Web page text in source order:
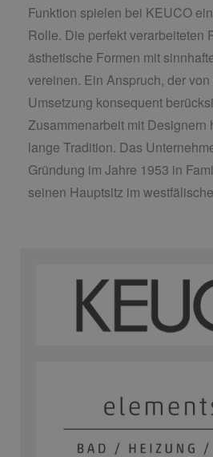
Funktion spielen bei KEUCO
Rolle. Die perfekt verarbeiteten
ästhetische Formen mit
vereinen. Ein Anspruch, der
Umsetzung konsequent
Zusammenarbeit mit Designern
lange Tradition. Das
Gründung im Jahre 1953 in
seinen Hauptsitz im